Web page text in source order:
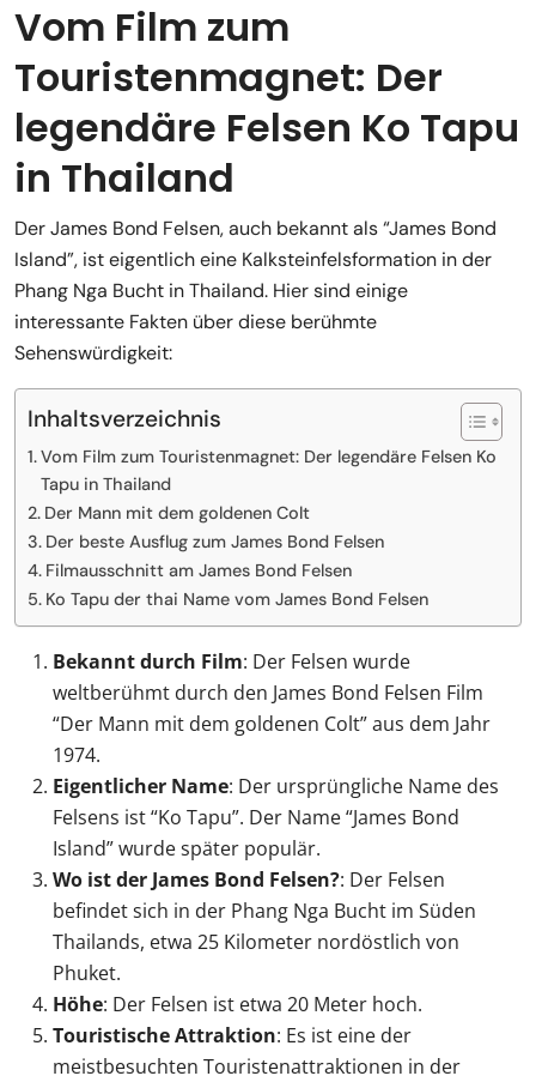
Vom Film zum
Touristenmagnet: Der
legendäre Felsen Ko Tapu
in Thailand
Der James Bond Felsen, auch bekannt als “James Bond
Island”, ist eigentlich eine Kalksteinfelsformation in der
Phang Nga Bucht in Thailand. Hier sind einige
interessante Fakten über diese berühmte
Sehenswürdigkeit:
Inhaltsverzeichnis
Vom Film zum Touristenmagnet: Der legendäre Felsen Ko
Tapu in Thailand
Der Mann mit dem goldenen Colt
Der beste Ausflug zum James Bond Felsen
Filmausschnitt am James Bond Felsen
Ko Tapu der thai Name vom James Bond Felsen
Bekannt durch Film: Der Felsen wurde
weltberühmt durch den James Bond Felsen Film
“Der Mann mit dem goldenen Colt” aus dem Jahr
1974.
Eigentlicher Name: Der ursprüngliche Name des
Felsens ist “Ko Tapu”. Der Name “James Bond
Island” wurde später populär.
Wo ist der James Bond Felsen?: Der Felsen
befindet sich in der Phang Nga Bucht im Süden
Thailands, etwa 25 Kilometer nordöstlich von
Phuket.
Höhe: Der Felsen ist etwa 20 Meter hoch.
Touristische Attraktion: Es ist eine der
meistbesuchten Touristenattraktionen in der